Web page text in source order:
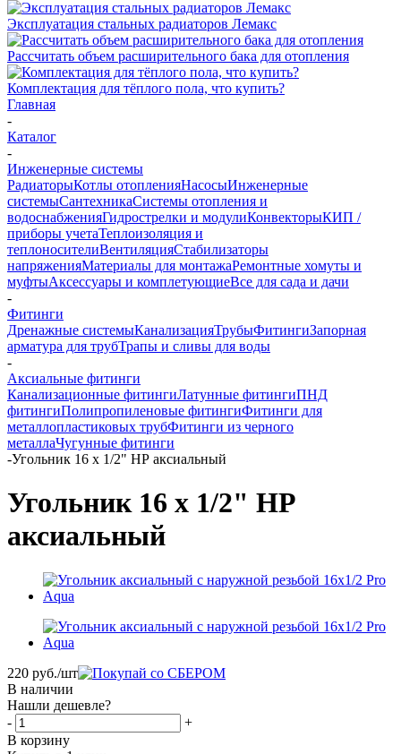
Эксплуатация стальных радиаторов Лемакс
Рассчитать объем расширительного бака для отопления
Комплектация для тёплого пола, что купить?
Главная
-
Каталог
-
Инженерные системы
РадиаторыКотлы отопленияНасосыИнженерные
системыСантехникаСистемы отопления и
водоснабженияГидрострелки и модулиКонвекторыКИП /
приборы учетаТеплоизоляция и
теплоносителиВентиляцияСтабилизаторы
напряженияМатериалы для монтажаРемонтные хомуты и
муфтыАксессуары и комплетующиеВсе для сада и дачи
-
Фитинги
Дренажные системыКанализацияТрубыФитингиЗапорная
арматура для трубТрапы и сливы для воды
-
Аксиальные фитинги
Канализационные фитингиЛатунные фитингиПНД
фитингиПолипропиленовые фитингиФитинги для
металлопластиковых трубФитинги из черного
металлаЧугунные фитинги
-Угольник 16 х 1/2" НР аксиальный
Угольник 16 х 1/2" НР
аксиальный
220 руб./шт
В наличии
Нашли дешевле?
-
+
В корзину